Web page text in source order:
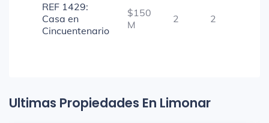
REF 1429:
Casa en
Cincuentenario
$150
M
2 2
Ultimas Propiedades En Limonar